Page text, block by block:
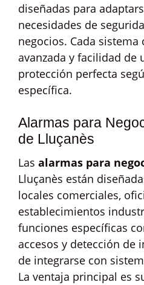
diseñadas para
necesidades de
negocios. Cada
avanzada y facilidad de
protección perfecta
específica.
Alarmas para
de Lluçanès
Las alarmas para
Lluçanès están
locales comerciales,
establecimientos
funciones específicas
accesos y detección de
de integrarse con
La ventaja principal es